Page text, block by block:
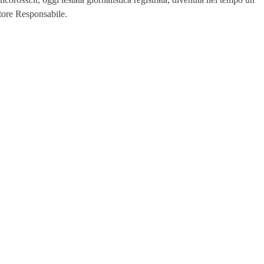
Responsabile.